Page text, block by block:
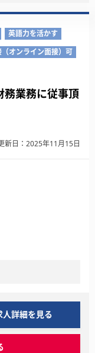
英語力を活かす
オンライン面接）可
務業務に従事頂
新日：2025年11月15日
人詳細を見る